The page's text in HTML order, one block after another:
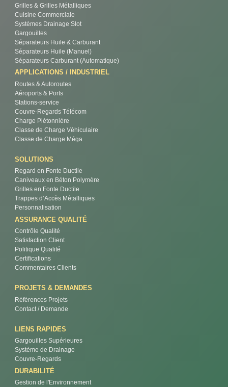
Grilles & Grilles Métalliques
Cuisine Commerciale
Systèmes Drainage Slot
Gargouilles
Séparateurs Huile & Carburant
Séparateurs Huile (Manuel)
Séparateurs Carburant (Automatique)
APPLICATIONS / INDUSTRIEL
Routes & Autoroutes
Aéroports & Ports
Stations-service
Couvre-Regards Télécom
Charge Piétonnière
Classe de Charge Véhiculaire
Classe de Charge Méga
SOLUTIONS
Regard en Fonte Ductile
Caniveaux en Béton Polymère
Grilles en Fonte Ductile
Trappes d’Accès Métalliques
Personnalisation
ASSURANCE QUALITÉ
Contrôle Qualité
Satisfaction Client
Politique Qualité
Certifications
Commentaires Clients
PROJETS & DEMANDES
Références Projets
Contact / Demande
LIENS RAPIDES
Gargouilles Supérieures
Système de Drainage
Couvre-Regards
DURABILITÉ
Gestion de l'Environnement